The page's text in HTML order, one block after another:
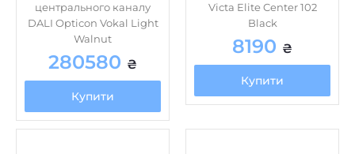
центрального каналу
DALI Opticon Vokal Light
Walnut
280580 ₴
Купити
Victa Elite Center 102
Black
8190 ₴
Купити